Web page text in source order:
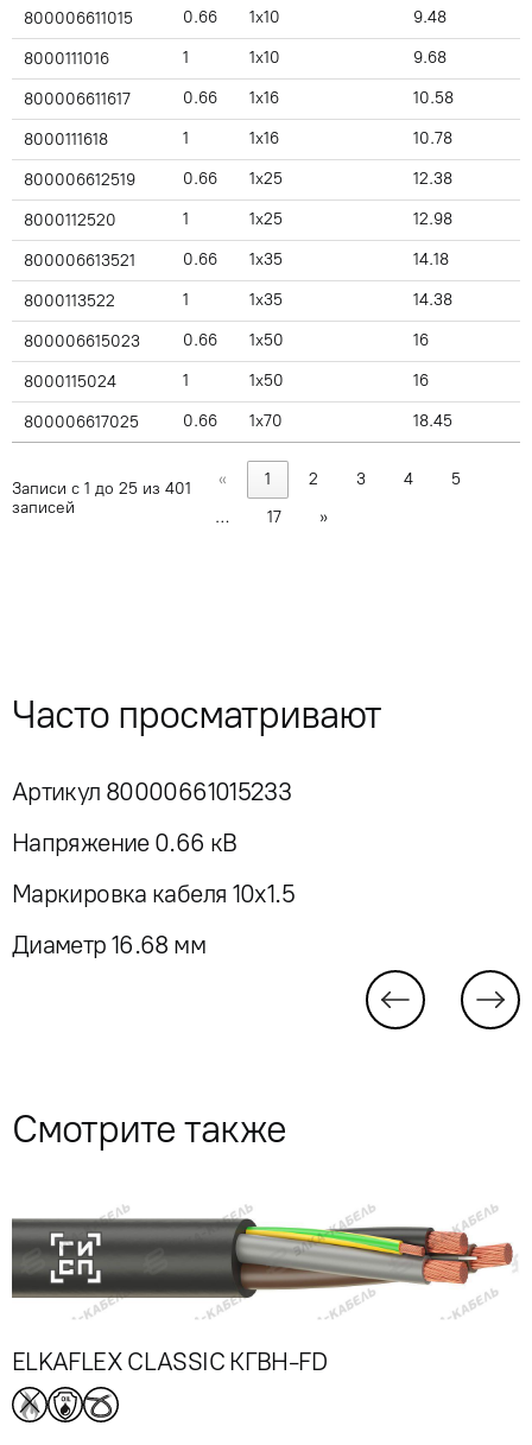
800006611015 0.66 1x10 9.48
8000111016 1 1x10 9.68
800006611617 0.66 1x16 10.58
8000111618 1 1x16 10.78
800006612519 0.66 1x25 12.38
8000112520 1 1x25 12.98
800006613521 0.66 1x35 14.18
8000113522 1 1x35 14.38
800006615023 0.66 1x50 16
8000115024 1 1x50 16
800006617025 0.66 1x70 18.45
Записи с 1 до 25 из 401
записей
« 1 2 3 4
5
…
17 »
Часто просматривают
Артикул 80000661015233
Напряжение 0.66 кВ
Маркировка кабеля 10x1.5
Диаметр 16.68 мм
Смотрите также
ELKAFLEX CLASSIC КГВН-FD